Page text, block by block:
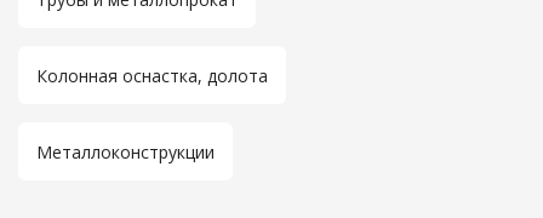
Колонная оснастка, долота
Металлоконструкции